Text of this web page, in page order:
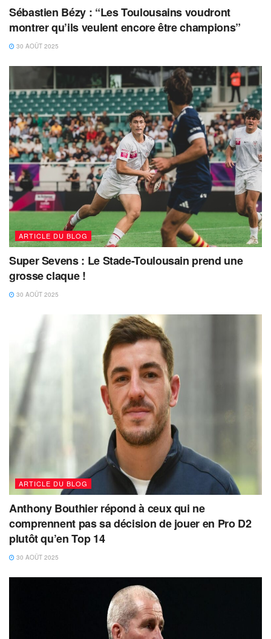
Sébastien Bézy : “Les Toulousains voudront
montrer qu’ils veulent encore être champions”
30 AOÛT 2025
ARTICLE DU BLOG
Super Sevens : Le Stade-Toulousain prend une
grosse claque !
30 AOÛT 2025
ARTICLE DU BLOG
Anthony Bouthier répond à ceux qui ne
comprennent pas sa décision de jouer en Pro D2
plutôt qu’en Top 14
30 AOÛT 2025